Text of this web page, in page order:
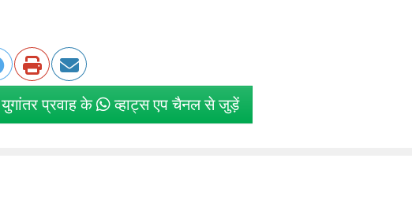
युगांतर प्रवाह के व्हाट्स एप चैनल से जुड़ें